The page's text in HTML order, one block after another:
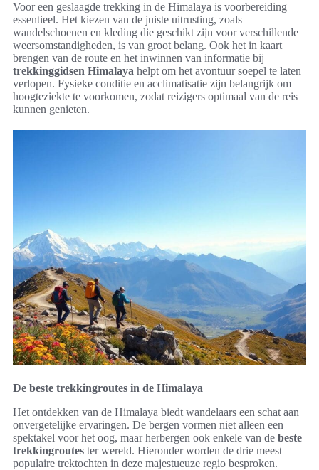
Voor een geslaagde trekking in de Himalaya is voorbereiding
essentieel. Het kiezen van de juiste uitrusting, zoals
wandelschoenen en kleding die geschikt zijn voor verschillende
weersomstandigheden, is van groot belang. Ook het in kaart
brengen van de route en het inwinnen van informatie bij
trekkinggidsen Himalaya helpt om het avontuur soepel te laten
verlopen. Fysieke conditie en acclimatisatie zijn belangrijk om
hoogteziekte te voorkomen, zodat reizigers optimaal van de reis
kunnen genieten.
De beste trekkingroutes in de Himalaya
Het ontdekken van de Himalaya biedt wandelaars een schat aan
onvergetelijke ervaringen. De bergen vormen niet alleen een
spektakel voor het oog, maar herbergen ook enkele van de beste
trekkingroutes ter wereld. Hieronder worden de drie meest
populaire trektochten in deze majestueuze regio besproken.